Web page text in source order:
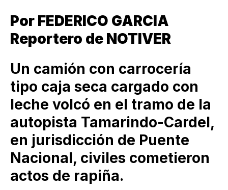
Por FEDERICO GARCIA
Reportero de NOTIVER
Un camión con carrocería
tipo caja seca cargado con
leche volcó en el tramo de la
autopista Tamarindo-Cardel,
en jurisdicción de Puente
Nacional, civiles cometieron
actos de rapiña.